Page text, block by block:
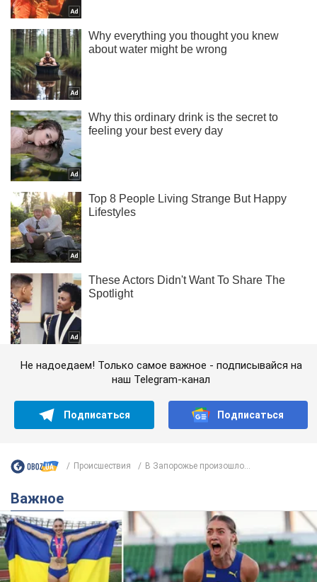
Не надоедаем! Только самое важное - подписывайся на
наш Telegram-канал
Подписаться Подписаться
Происшествия В Запорожье произошло...
Важное